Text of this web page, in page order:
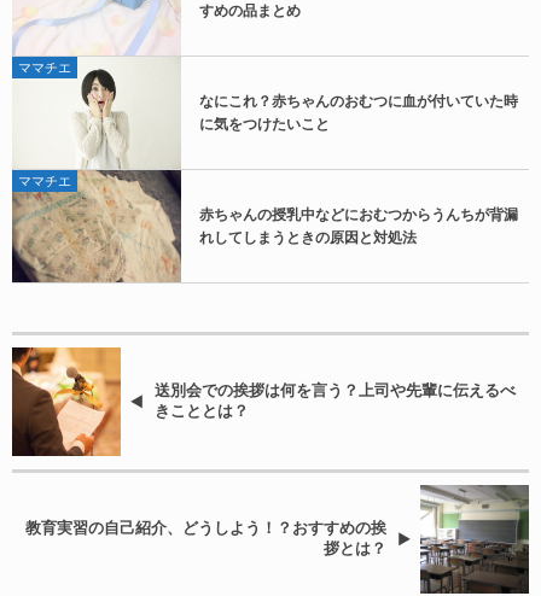
すめの品まとめ
ママチエ
なにこれ？赤ちゃんのおむつに血が付いていた時
に気をつけたいこと
ママチエ
赤ちゃんの授乳中などにおむつからうんちが背漏
れしてしまうときの原因と対処法
送別会での挨拶は何を言う？上司や先輩に伝えるべ
きこととは？
教育実習の自己紹介、どうしよう！？おすすめの挨
拶とは？